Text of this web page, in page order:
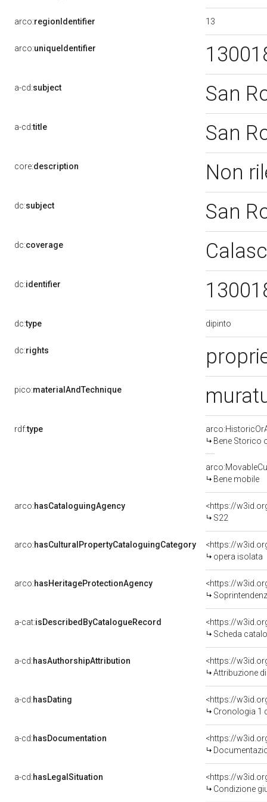
arco:regionIdentifier 13
arco:uniqueIdentifier
a-cd:subject San
a-cd:title San
core:description Non
dc:subject San
dc:coverage
dc:identifier
dc:type dipinto
dc:rights
pico:materialAndTechnique
rdf:type
Bene Storico
Bene mobile
arco:hasCataloguingAgency
<https://
S22
arco:hasCulturalPropertyCataloguingCategory
<https://
opera isolata
arco:hasHeritageProtectionAgency
<https://
a-cat:isDescribedByCatalogueRecord
<https://
Scheda
a-cd:hasAuthorshipAttribution
Attribuzione
a-cd:hasDating
<https://
Cronologia 1
a-cd:hasDocumentation
a-cd:hasLegalSituation
Condizione